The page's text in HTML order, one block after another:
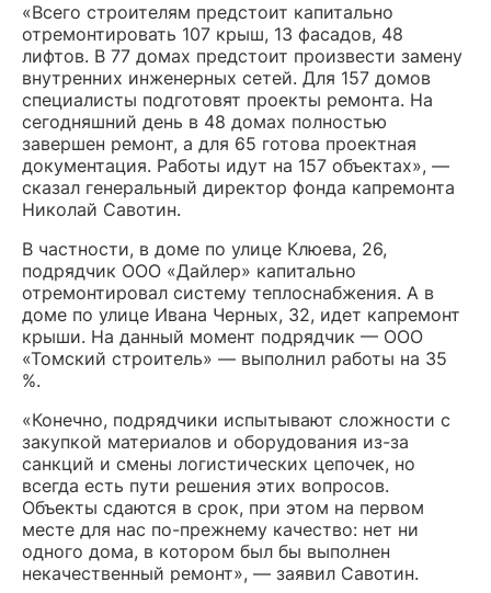
«Всего строителям предстоит капитально
отремонтировать 107 крыш, 13 фасадов, 48
лифтов. В 77 домах предстоит произвести замену
внутренних инженерных сетей. Для 157 домов
специалисты подготовят проекты ремонта. На
сегодняшний день в 48 домах полностью
завершен ремонт, а для 65 готова проектная
документация. Работы идут на 157 объектах», —
сказал генеральный директор фонда капремонта
Николай Савотин.
В частности, в доме по улице Клюева, 26,
подрядчик ООО «Дайлер» капитально
отремонтировал систему теплоснабжения. А в
доме по улице Ивана Черных, 32, идет капремонт
крыши. На данный момент подрядчик — ООО
«Томский строитель» — выполнил работы на 35
%.
«Конечно, подрядчики испытывают сложности с
закупкой материалов и оборудования из-за
санкций и смены логистических цепочек, но
всегда есть пути решения этих вопросов.
Объекты сдаются в срок, при этом на первом
месте для нас по-прежнему качество: нет ни
одного дома, в котором был бы выполнен
некачественный ремонт», — заявил Савотин.